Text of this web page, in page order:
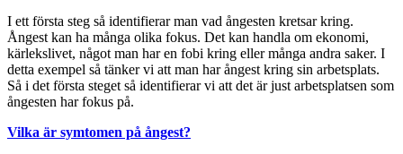
I ett första steg så identifierar man vad ångesten kretsar kring.
Ångest kan ha många olika fokus. Det kan handla om ekonomi,
kärlekslivet, något man har en fobi kring eller många andra saker. I
detta exempel så tänker vi att man har ångest kring sin arbetsplats.
Så i det första steget så identifierar vi att det är just arbetsplatsen som
ångesten har fokus på.
Vilka är symtomen på ångest?